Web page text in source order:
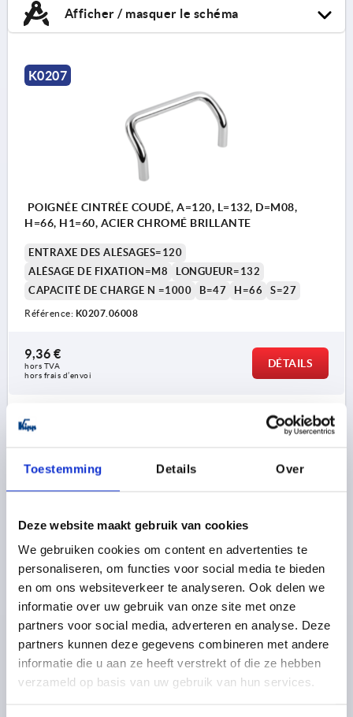
Toestemming Details Over
Deze website maakt gebruik van cookies
We gebruiken cookies om content en advertenties te
personaliseren, om functies voor social media te bieden
en om ons websiteverkeer te analyseren. Ook delen we
informatie over uw gebruik van onze site met onze
partners voor social media, adverteren en analyse. Deze
partners kunnen deze gegevens combineren met andere
informatie die u aan ze heeft verstrekt of die ze hebben
verzameld op basis van uw gebruik van hun services.
Afficher / masquer le schéma
K0207
POIGNÉE CINTRÉE COUDÉ, A=120, L=132, D=M08,
H=66, H1=60, ACIER CHROMÉ BRILLANTE
ENTRAXE DES ALÉSAGES=120
ALÉSAGE DE FIXATION=M8
LONGUEUR=132
CAPACITÉ DE CHARGE N =1000
B=47 H=66 S=27
Référence: K0207.06008
9,36 €
hors TVA
hors frais d’envoi
DÉTAILS
K0207
POIGNÉE CINTRÉE COUDÉ, A=120, L=132, D=M08,
H=126, H1=120, ACIER CHROMÉ BRILLANTE
ENTRAXE DES ALÉSAGES=120
ALÉSAGE DE FIXATION=M8
LONGUEUR=132
CAPACITÉ DE CHARGE N =1000
B=47 S=87
Référence: K0207.12008